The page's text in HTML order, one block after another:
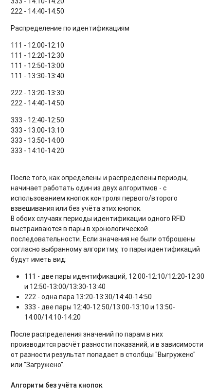
222 - 14:40-14:50
Распределение по идентификациям
111 - 12:00-12:10
111 - 12:20-12:30
111 - 12:50-13:00
111 - 13:30-13:40
222 - 13:20-13:30
222 - 14:40-14:50
333 - 12:40-12:50
333 - 13:00-13:10
333 - 13:50-14:00
333 - 14:10-14:20
После того, как определены и распределены периоды,
начинает работать один из двух алгоритмов - с
использованием кнопок контроля первого/второго
взвешивания или без учёта этих кнопок.
В обоих случаях периоды идентификации одного RFID
выстраиваются в пары в хронологической
последовательности. Если значения не были отброшены
согласно выбранному алгоритму, то пары идентификаций
будут иметь вид:
111 - две пары идентификаций, 12:00-12:10/12:20-12:30
и 12:50-13:00/13:30-13:40
222 - одна пара 13:20-13:30/14:40-14:50
333 - две пары 12:40-12:50/13:00-13:10 и 13:50-
14:00/14:10-14:20
После распределения значений по парам в них
производится расчёт разности показаний, и в зависимости
от разности результат попадает в столбцы "Выгружено"
или "Загружено".
Алгоритм без учёта кнопок